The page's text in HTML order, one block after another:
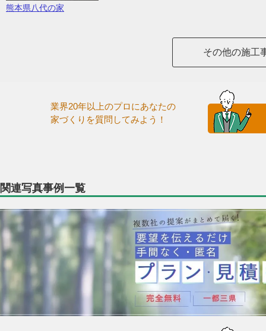
熊本県八代の家
その他の施工
業界20年以上のプロにあなたの
家づくりを質問してみよう！
関連写真事例一覧